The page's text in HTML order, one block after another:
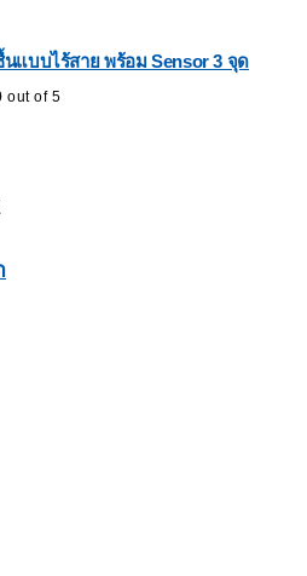
แบบไร้สาย พร้อม Sensor 3 จุด
out of 5